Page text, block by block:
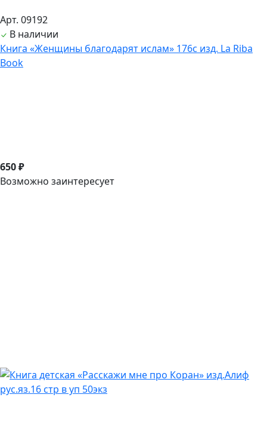
Арт. 09192
В наличии
Книга «Женщины благодарят ислам» 176с изд. La Riba
Book
650 ₽
Возможно заинтересует